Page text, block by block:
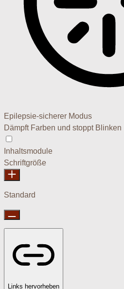
Epilepsie-sicherer Modus
Dämpft Farben und stoppt Blinken
Inhaltsmodule
Schriftgröße
Standard
Links hervorheben